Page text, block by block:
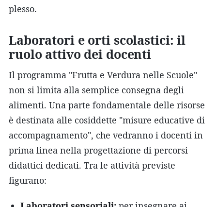
plesso.
Laboratori e orti scolastici: il
ruolo attivo dei docenti
Il programma "Frutta e Verdura nelle Scuole"
non si limita alla semplice consegna degli
alimenti. Una parte fondamentale delle risorse
è destinata alle cosiddette "misure educative di
accompagnamento", che vedranno i docenti in
prima linea nella progettazione di percorsi
didattici dedicati. Tra le attività previste
figurano: